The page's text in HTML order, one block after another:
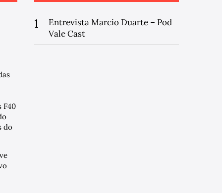
F40
do
1
Entrevista Marcio Duarte – Pod
Vale Cast